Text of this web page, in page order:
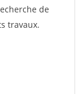
de
travaux.